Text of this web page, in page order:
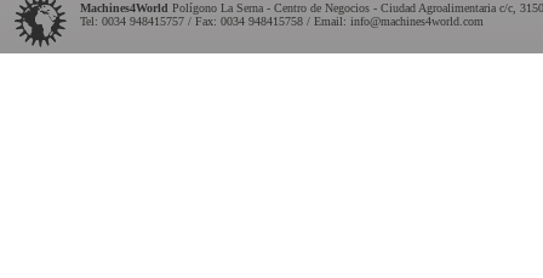
Machines4World Polígono La Serna - Centro de Negocios - Ciudad Agroalimentaria c/c
Tel: 0034 948415757 / Fax: 0034 948415758 / Email: info@machines4world.com